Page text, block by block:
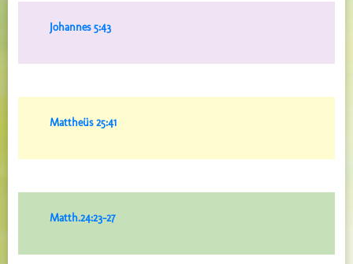
Johannes 5:43
Mattheüs 25:41
Matth.24:23-27